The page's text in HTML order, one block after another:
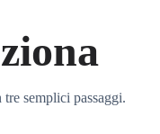
semplici passaggi.